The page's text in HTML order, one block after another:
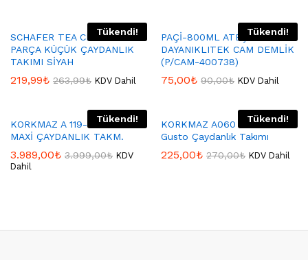
Tükendi!
SCHAFER TEA CHEF 4
PARÇA KÜÇÜK ÇAYDANLIK
TAKIMI SİYAH
219,99₺ 263,99₺ KDV Dahil
Tükendi!
PAÇİ-800ML ATEŞE
DAYANIKLITEK CAM DEMLİK
(P/CAM-400738)
75,00₺ 90,00₺ KDV Dahil
Tükendi!
KORKMAZ A 119-04 FLORA
MAXİ ÇAYDANLIK TAKM.
3.989,00₺ 3.999,00₺ KDV
Dahil
Tükendi!
KORKMAZ A060 Korkmaz
Gusto Çaydanlık Takımı
225,00₺ 270,00₺ KDV Dahil